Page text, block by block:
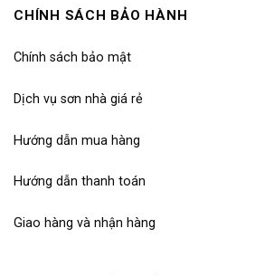
CHÍNH SÁCH BẢO HÀNH
Chính sách bảo mật
Dịch vụ sơn nhà giá rẻ
Hướng dẫn mua hàng
Hướng dẫn thanh toán
Giao hàng và nhận hàng